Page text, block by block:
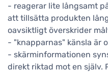
- reagerar lite långsamt
att tillsätta produkten
oavsiktligt överskrider
- "knapparnas" känsla är
- skärminformationen
direkt riktad mot en själv.